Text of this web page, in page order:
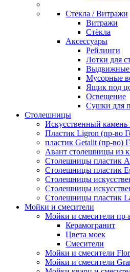
Стекла / Витражи
Витражи
Стёкла
Аксессуары
Рейлинги
Лотки для
Выдвижные
Мусорные
Ящик под
Освещение
Сушки для
Столешницы
Искусственный камень
Пластик Ligron (пр-во
пластик Getalit (пр-во)
Авант столешницы из
Столешницы пластик
Столешницы пластик
Столешницы
Столешницы
Столешницы пластик
Мойки и смесители
Мойки и смесители пр-
Керамогранит
Цвета моек
Смесители
Мойки и смесители
Мойки и смесители